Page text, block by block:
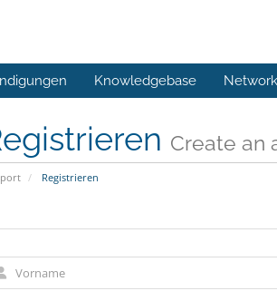
Knowledgebase
Create an
Registrieren